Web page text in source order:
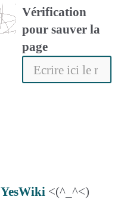
Vérification
pour sauver la
page
YesWiki <(^_^<)